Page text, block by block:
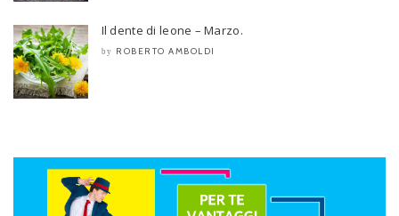
Il dente di leone – Marzo.
by ROBERTO AMBOLDI